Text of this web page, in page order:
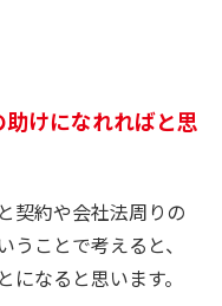
けになれればと思
契約や会社法周りの
ことで考えると、
なると思います。